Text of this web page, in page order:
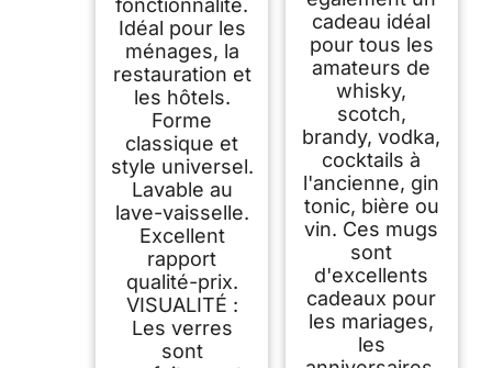
fonctionnalité.
Idéal pour les
ménages, la
restauration et
les hôtels.
Forme
classique et
style universel.
Lavable au
lave-vaisselle.
Excellent
rapport
qualité-prix.
VISUALITÉ :
Les verres
sont
cadeau idéal
pour tous les
amateurs de
whisky,
scotch,
brandy, vodka,
cocktails à
l'ancienne, gin
tonic, bière ou
vin. Ces mugs
sont
d'excellents
cadeaux pour
les mariages,
les